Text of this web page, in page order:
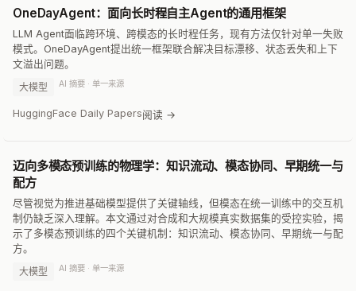
OneDayAgent：面向长时程自主Agent的通用框架
LLM Agent面临跨环境、跨模态的长时程任务，现有方法仅针对单一失败
模式。OneDayAgent提出统一框架联合解决目标漂移、状态丢失和上下
文溢出问题。
大模型
AI 摘要 · 单一来源
HuggingFace Daily Papers阅读 →
迈向多模态预训练的物理学：知识流动、模态协同、早期统一与
配方
尽管视觉为推进基础模型提供了关键轴线，但模态在统一训练中的交互机
制仍缺乏深入理解。本文通过对合成和大规模真实数据集的受控实验，揭
示了多模态预训练的四个关键机制：知识流动、模态协同、早期统一与配
方。
大模型
AI 摘要 · 单一来源